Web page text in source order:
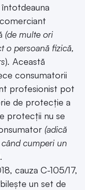
(de multe ori
o persoană fizică,
). Această
consumatorii
profesionist pot
de protecție a
protecții nu se
(adică
cumperi un
cauza C-105/17,
un set de